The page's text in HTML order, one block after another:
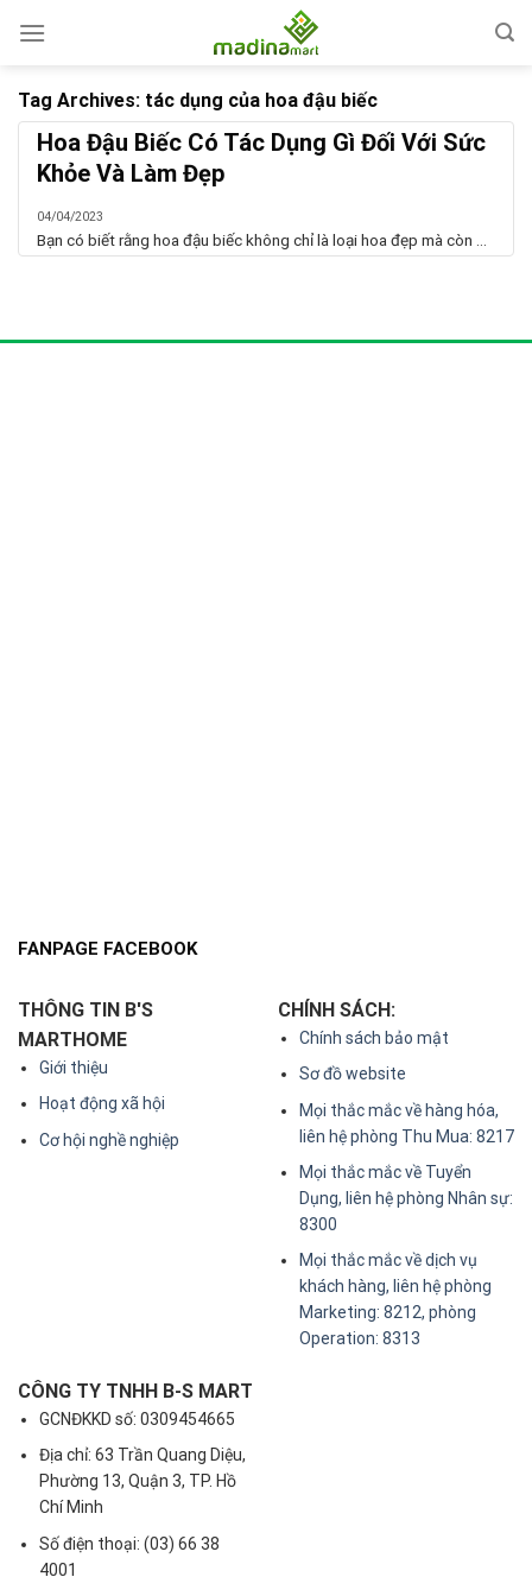
Tag Archives: tác dụng của hoa đậu biếc
Hoa Đậu Biếc Có Tác Dụng Gì Đối Với Sức
Khỏe Và Làm Đẹp
04/04/2023
Bạn có biết rằng hoa đậu biếc không chỉ là loại hoa đẹp mà còn ...
FANPAGE FACEBOOK
THÔNG TIN B'S
MARTHOME
Giới thiệu
Hoạt động xã hội
Cơ hội nghề nghiệp
CHÍNH SÁCH:
Chính sách bảo mật
Sơ đồ website
Mọi thắc mắc về hàng hóa,
liên hệ phòng Thu Mua: 8217
Mọi thắc mắc về Tuyển
Dụng, liên hệ phòng Nhân sự:
8300
Mọi thắc mắc về dịch vụ
khách hàng, liên hệ phòng
Marketing: 8212, phòng
Operation: 8313
CÔNG TY TNHH B-S MART
GCNĐKKD số: 0309454665
Địa chỉ: 63 Trần Quang Diệu,
Phường 13, Quận 3, TP. Hồ
Chí Minh
Số điện thoại: (03) 66 38
4001